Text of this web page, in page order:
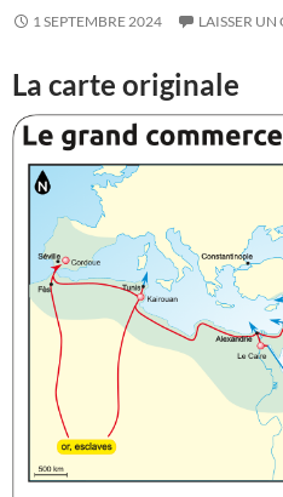
1 SEPTEMBRE 2024 LAISSER
La carte originale